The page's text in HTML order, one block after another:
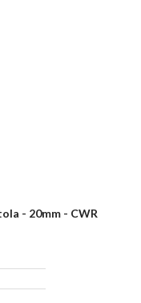
- 20mm - CWR